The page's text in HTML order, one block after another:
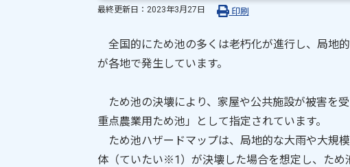
最終更新日： 2023年3月27日 印刷
全国的にため池の多くは老朽化が進行し、局地
が各地で発生しています。
ため池の決壊により、家屋や公共施設が被害を
重点農業用ため池」として指定されています。
ため池ハザードマップは、局地的な大雨や大規
体（ていたい※1）が決壊した場合を想定し、た